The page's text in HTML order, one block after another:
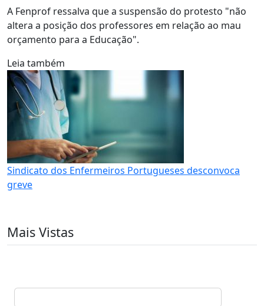
A Fenprof ressalva que a suspensão do protesto "não
altera a posição dos professores em relação ao mau
orçamento para a Educação".
Leia também
Sindicato dos Enfermeiros Portugueses desconvoca
greve
Mais Vistas